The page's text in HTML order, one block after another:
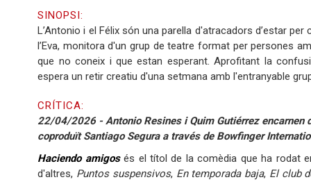
SINOPSI:
L’Antonio i el Félix són una parella d'atracadors d’estar
l’Eva, monitora d'un grup de teatre format per persones
que no coneix i que estan esperant. Aprofitant la
espera un retir creatiu d'una setmana amb l'entranyable
CRÍTICA:
22/04/2026 - Antonio Resines i Quim Gutiérrez encarnen
coproduït Santiago Segura a través de Bowfinger
Haciendo amigosés el títol de la comèdia que ha rodat
d'altres, Puntos suspensivos, En temporada baja, El club